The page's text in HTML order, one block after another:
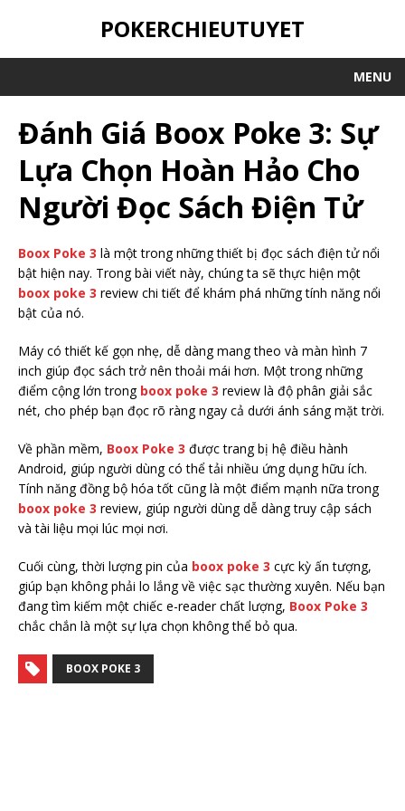
POKERCHIEUTUYET
MENU
Đánh Giá Boox Poke 3: Sự
Lựa Chọn Hoàn Hảo Cho
Người Đọc Sách Điện Tử
Boox Poke 3 là một trong những thiết bị đọc sách điện tử nổi
bật hiện nay. Trong bài viết này, chúng ta sẽ thực hiện một
boox poke 3 review chi tiết để khám phá những tính năng nổi
bật của nó.
Máy có thiết kế gọn nhẹ, dễ dàng mang theo và màn hình 7
inch giúp đọc sách trở nên thoải mái hơn. Một trong những
điểm cộng lớn trong boox poke 3 review là độ phân giải sắc
nét, cho phép bạn đọc rõ ràng ngay cả dưới ánh sáng mặt trời.
Về phần mềm, Boox Poke 3 được trang bị hệ điều hành
Android, giúp người dùng có thể tải nhiều ứng dụng hữu ích.
Tính năng đồng bộ hóa tốt cũng là một điểm mạnh nữa trong
boox poke 3 review, giúp người dùng dễ dàng truy cập sách
và tài liệu mọi lúc mọi nơi.
Cuối cùng, thời lượng pin của boox poke 3 cực kỳ ấn tượng,
giúp bạn không phải lo lắng về việc sạc thường xuyên. Nếu bạn
đang tìm kiếm một chiếc e-reader chất lượng, Boox Poke 3
chắc chắn là một sự lựa chọn không thể bỏ qua.
BOOX POKE 3